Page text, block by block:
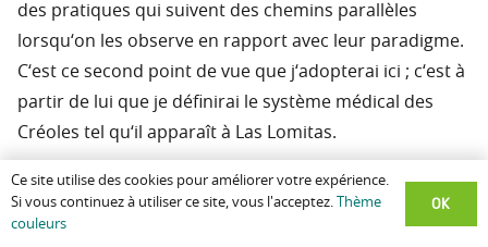
des pratiques qui suivent des chemins parallèles
lorsqu‘on les observe en rapport avec leur paradigme.
C‘est ce second point de vue que j‘adopterai ici ; c‘est à
partir de lui que je définirai le système médical des
Créoles tel qu‘il apparaît à Las Lomitas.
En définissant un système médical, Kleinman (1974/5
et 1980 : 24-26) place à un même niveau les
Ce site utilise des cookies pour améliorer votre expérience.
Si vous continuez à utiliser ce site, vous l'acceptez.
Thème
couleurs
OK